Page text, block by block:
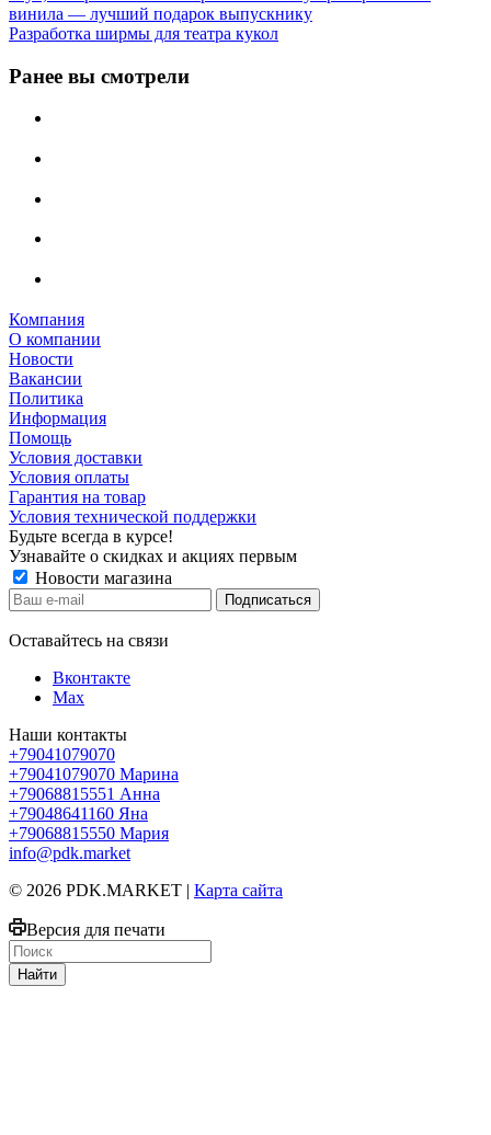
винила — лучший подарок выпускнику
Разработка ширмы для театра кукол
Ранее вы смотрели
Компания
О компании
Новости
Вакансии
Политика
Информация
Помощь
Условия доставки
Условия оплаты
Гарантия на товар
Условия технической поддержки
Будьте всегда в курсе!
Узнавайте о скидках и акциях первым
Новости магазина
Оставайтесь на связи
Вконтакте
Max
Наши контакты
+79041079070
+79041079070 Марина
+79068815551 Анна
+79048641160 Яна
+79068815550 Мария
info@pdk.market
© 2026 PDK.MARKET | Карта сайта
Версия для печати
Найти